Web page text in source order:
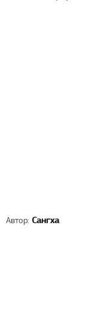
Автор: Сангха